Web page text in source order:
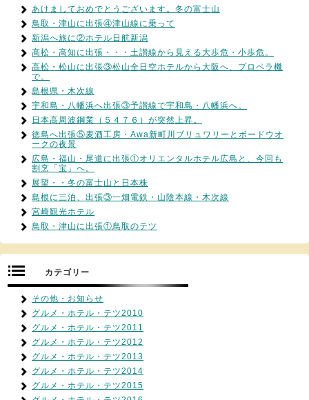
あけましておめでとうございます。冬の富士山
鳥取・津山に出張④津山線に乗って
新潟へ旅に②ホテル日航新潟
高松・高知に出張・・・土讃線から見える大歩危・小歩危。
高松・松山に出張③松山全日空ホテルから大阪へ、プロペラ機
で。
島根県・木次線
宇和島・八幡浜へ出張③予讃線で宇和島・八幡浜へ。
日本高周波鋼業（５４７６）が突然上昇。
徳島へ出張⑤麦酒工房・Awa新町川ブリュワリーとボードウオ
ークの夜景
広島・福山・尾道に出張①オリエンタルホテル広島と、今回も
割烹「宝」へ。
展望・・冬の富士山と日本株
島根に三泊、出張③一畑電鉄・山陰本線・木次線
宮崎観光ホテル
鳥取・津山に出張①鳥取のテツ
カテゴリー
その他・お知らせ
グルメ・ホテル・テツ2010
グルメ・ホテル・テツ2011
グルメ・ホテル・テツ2012
グルメ・ホテル・テツ2013
グルメ・ホテル・テツ2014
グルメ・ホテル・テツ2015